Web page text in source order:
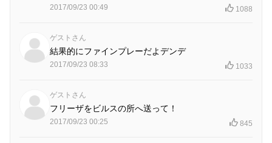
2017/09/23 00:49 1088
ゲストさん
結果的にファインプレーだよデンデ
2017/09/23 08:33 1033
ゲストさん
フリーザをビルスの所へ送って！
2017/09/23 00:25 845